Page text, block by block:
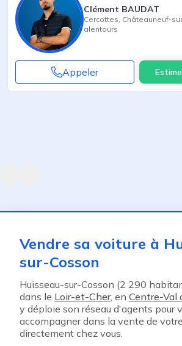
Clément BAUDAT
Cercottes Châteauneuf-
alentours
Appeler
Vendre sa voiture à
sur-Cosson
Huisseau-sur-Cosson (2 290
dans le Loir-et-Cher, en Centre-Val
y déploie son réseau d'agents pour
accompagner dans la vente de
directement chez vous.